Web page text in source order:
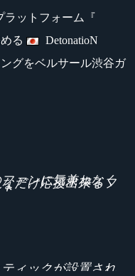
ラットフォーム『
る
DetonatioN
グをベルサール渋谷ガ
ァンに気兼ねなく
だけ応援出来るフ